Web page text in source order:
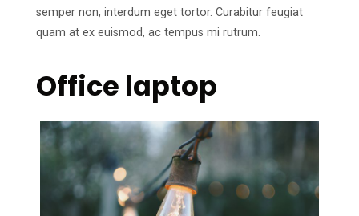
semper non, interdum eget tortor. Curabitur feugiat
quam at ex euismod, ac tempus mi rutrum.
Office laptop